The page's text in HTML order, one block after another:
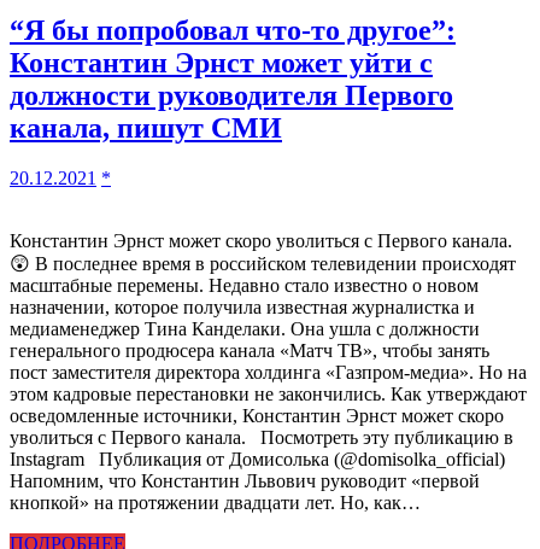
“Я бы попробовал что-то другое”:
Константин Эрнст может уйти с
должности руководителя Первого
канала, пишут СМИ
20.12.2021 *
Константин Эрнст может скоро уволиться с Первого канала.
😲 В последнее время в российском телевидении происходят
масштабные перемены. Недавно стало известно о новом
назначении, которое получила известная журналистка и
медиаменеджер Тина Канделаки. Она ушла с должности
генерального продюсера канала «Матч ТВ», чтобы занять
пост заместителя директора холдинга «Газпром-медиа». Но на
этом кадровые перестановки не закончились. Как утверждают
осведомленные источники, Константин Эрнст может скоро
уволиться с Первого канала. Посмотреть эту публикацию в
Instagram Публикация от Домисолька (@domisolka_official)
Напомним, что Константин Львович руководит «первой
кнопкой» на протяжении двадцати лет. Но, как…
ПОДРОБНЕЕ